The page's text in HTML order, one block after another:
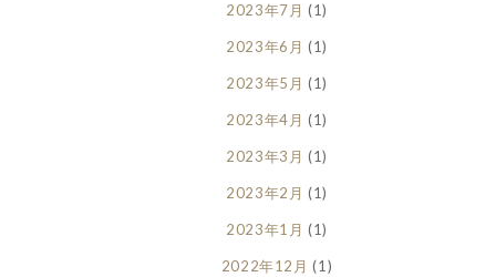
2023年7月 (1)
2023年6月 (1)
2023年5月 (1)
2023年4月 (1)
2023年3月 (1)
2023年2月 (1)
2023年1月 (1)
2022年12月 (1)